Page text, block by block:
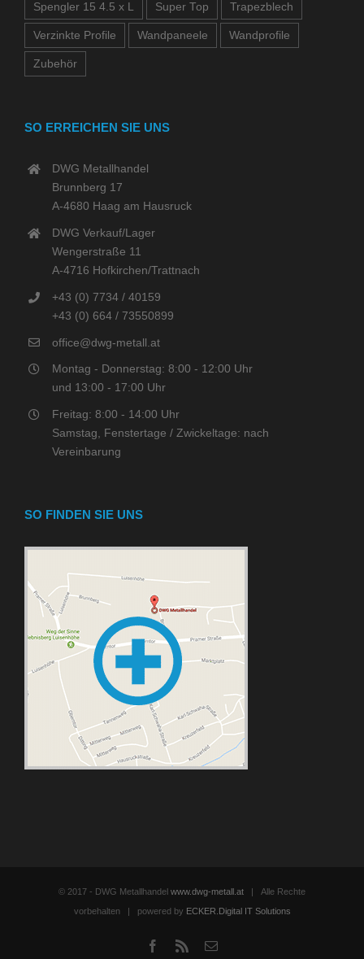
Spengler 15 4.5 x L Super Top Trapezblech
Verzinkte Profile Wandpaneele Wandprofile
Zubehör
SO ERREICHEN SIE UNS
DWG Metallhandel
Brunnberg 17
A-4680 Haag am Hausruck
DWG Verkauf/Lager
Wengerstraße 11
A-4716 Hofkirchen/Trattnach
+43 (0) 7734 / 40159
+43 (0) 664 / 73550899
office@dwg-metall.at
Montag - Donnerstag: 8:00 - 12:00 Uhr
und 13:00 - 17:00 Uhr
Freitag: 8:00 - 14:00 Uhr
Samstag, Fenstertage / Zwickeltage: nach
Vereinbarung
SO FINDEN SIE UNS
© 2017 - DWG Metallhandel www.dwg-metall.at | Alle Rechte
vorbehalten | powered by ECKER.Digital IT Solutions
Facebook
Rss Email